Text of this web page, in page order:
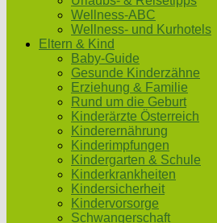
Wellness-ABC
Wellness- und Kurhotels
Eltern & Kind
Baby-Guide
Gesunde Kinderzähne
Erziehung & Familie
Rund um die Geburt
Kinderärzte Österreich
Kinderernährung
Kinderimpfungen
Kindergarten & Schule
Kinderkrankheiten
Kindersicherheit
Kindervorsorge
Schwangerschaft